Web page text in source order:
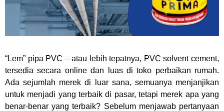
“Lem” pipa PVC – atau lebih tepatnya, PVC solvent cement,
tersedia secara online dan luas di toko perbaikan rumah.
Ada sejumlah merek di luar sana, semuanya menjanjikan
untuk menjadi yang terbaik di pasar, tetapi merek apa yang
benar-benar yang terbaik? Sebelum menjawab pertanyaan